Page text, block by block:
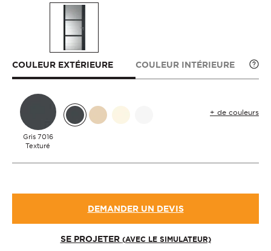
COULEUR EXTÉRIEURE COULEUR INTÉRIEURE
Gris 7016
Texturé
+ de couleurs
DEMANDER UN DEVIS
SE PROJETER (AVEC LE SIMULATEUR)